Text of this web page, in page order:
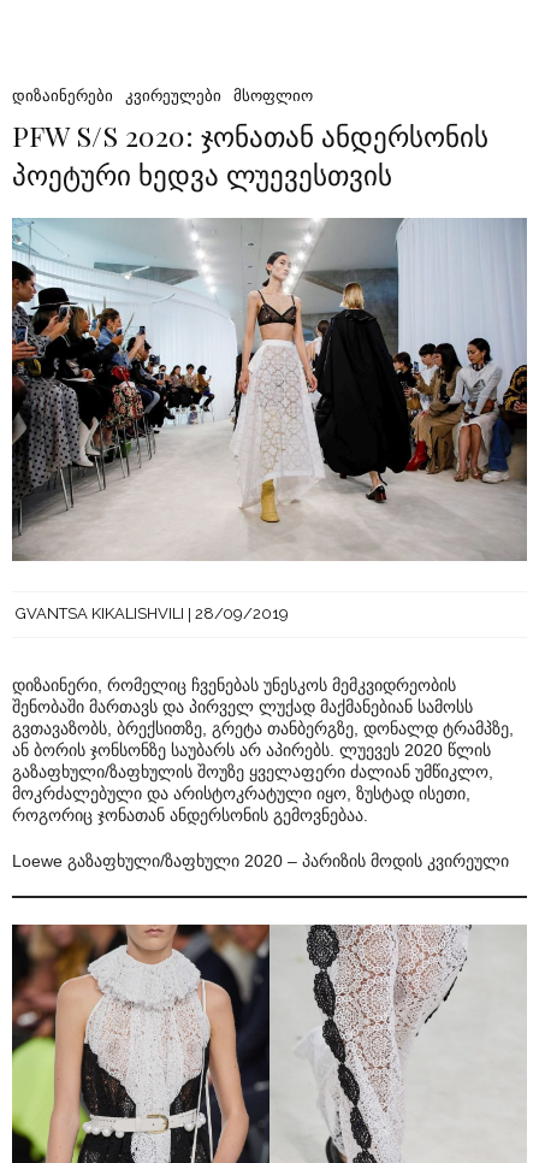
ᲓᲘᲖᲐᲘᲜᲔᲠᲔᲑᲘ ᲙᲕᲘᲠᲔᲣᲚᲔᲑᲘ ᲛᲡᲝᲤᲚᲘᲝ
PFW S/S 2020: ჯონათან ანდერსონის
პოეტური ხედვა ლუევესთვის
GVANTSA KIKALISHVILI 28/09/2019
დიზაინერი, რომელიც ჩვენებას უნესკოს მემკვიდრეობის
შენობაში მართავს და პირველ ლუქად მაქმანებიან სამოსს
გვთავაზობს, ბრექსითზე, გრეტა თანბერგზე, დონალდ ტრამპზე,
ან ბორის ჯონსონზე საუბარს არ აპირებს. ლუევეს 2020 წლის
გაზაფხული/ზაფხულის შოუზე ყველაფერი ძალიან უმწიკლო,
მოკრძალებული და არისტოკრატული იყო, ზუსტად ისეთი,
როგორიც ჯონათან ანდერსონის გემოვნებაა.
Loewe გაზაფხული/ზაფხული 2020 – პარიზის მოდის კვირეული